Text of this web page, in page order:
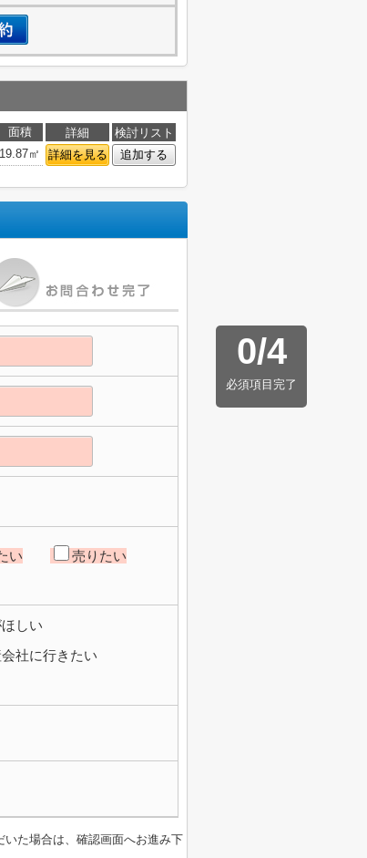
面積 詳細
検討リスト
19.87㎡ 詳細を見る 追加する
0/4
必須項目完了
い
売りたい
しい
社に行きたい
た場合は、確認画面へお進み下